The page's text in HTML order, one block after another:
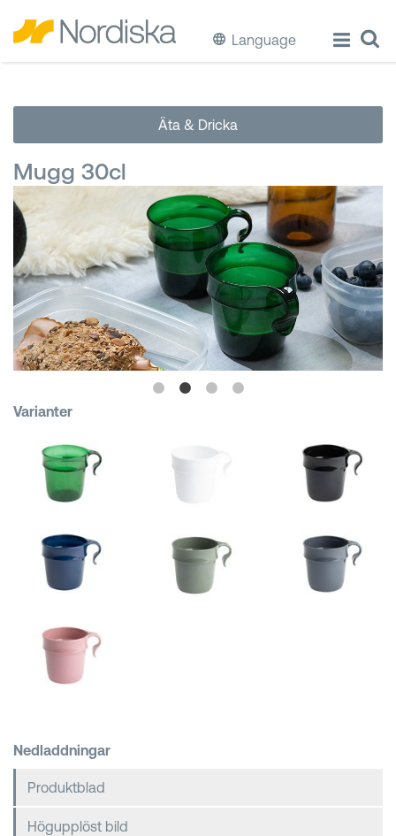
Language
Laga & Förvara mat
Äta & Dricka
Diska & Städa
Förvaring
Källsortering
Hinkar & Tunnor
Äta & Dricka
Mugg 30cl
Varianter
Nedladdningar
Produktblad
Högupplöst bild